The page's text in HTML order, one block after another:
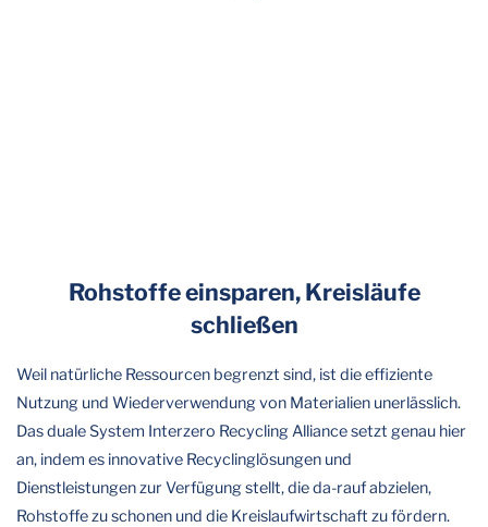
Rohstoffe einsparen, Kreisläufe
schließen
Weil natürliche Ressourcen begrenzt sind, ist die effiziente
Nutzung und Wiederverwendung von Materialien unerlässlich.
Das duale System Interzero Recycling Alliance setzt genau hier
an, indem es innovative Recyclinglösungen und
Dienstleistungen zur Verfügung stellt, die da-rauf abzielen,
Rohstoffe zu schonen und die Kreislaufwirtschaft zu fördern.